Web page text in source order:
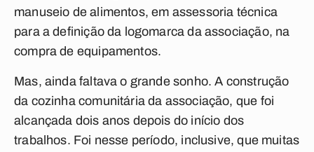
manuseio de alimentos, em assessoria técnica
para a definição da logomarca da associação, na
compra de equipamentos.
Mas, ainda faltava o grande sonho. A construção
da cozinha comunitária da associação, que foi
alcançada dois anos depois do início dos
trabalhos. Foi nesse período, inclusive, que muitas